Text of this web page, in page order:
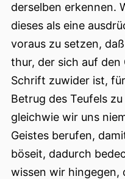
derselben erkennen.
dieses als eine
voraus zu setzen,
thur, der sich auf
Schrift zuwider ist,
Betrug des Teufels zu
gleichwie wir uns
Geistes berufen,
böseit, dadurch
wissen wir hingegen,